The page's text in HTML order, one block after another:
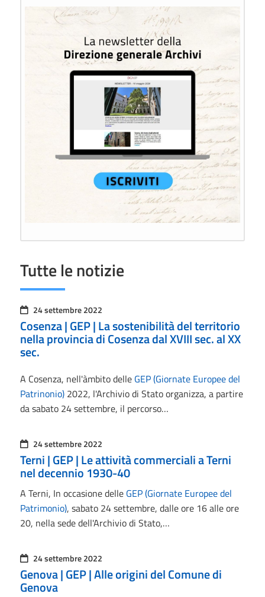
Tutte le notizie
24 settembre 2022
Cosenza | GEP | La sostenibilità del territorio
nella provincia di Cosenza dal XVIII sec. al XX
sec.
A Cosenza, nell'àmbito delle GEP (Giornate Europee del
Patrinonio)2022, l'Archivio di Stato organizza, a partire
da sabato 24 settembre, il percorso…
24 settembre 2022
Terni | GEP | Le attività commerciali a Terni
nel decennio 1930-40
A Terni, In occasione delle GEP (Giornate Europee del
Patrimonio), sabato 24 settembre, dalle ore 16 alle ore
20, nella sede dell'Archivio di Stato,…
24 settembre 2022
Genova | GEP | Alle origini del Comune di
Genova